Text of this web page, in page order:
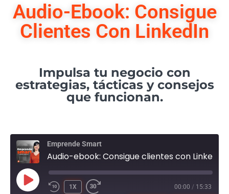
Audio-Ebook: Consigue
Clientes Con LinkedIn
Impulsa tu negocio con
estrategias, tácticas y consejos
que funcionan.
Emprende Smart
Audio-ebook: Consigue clientes con LinkedIn
1X 00:00 / 15:33